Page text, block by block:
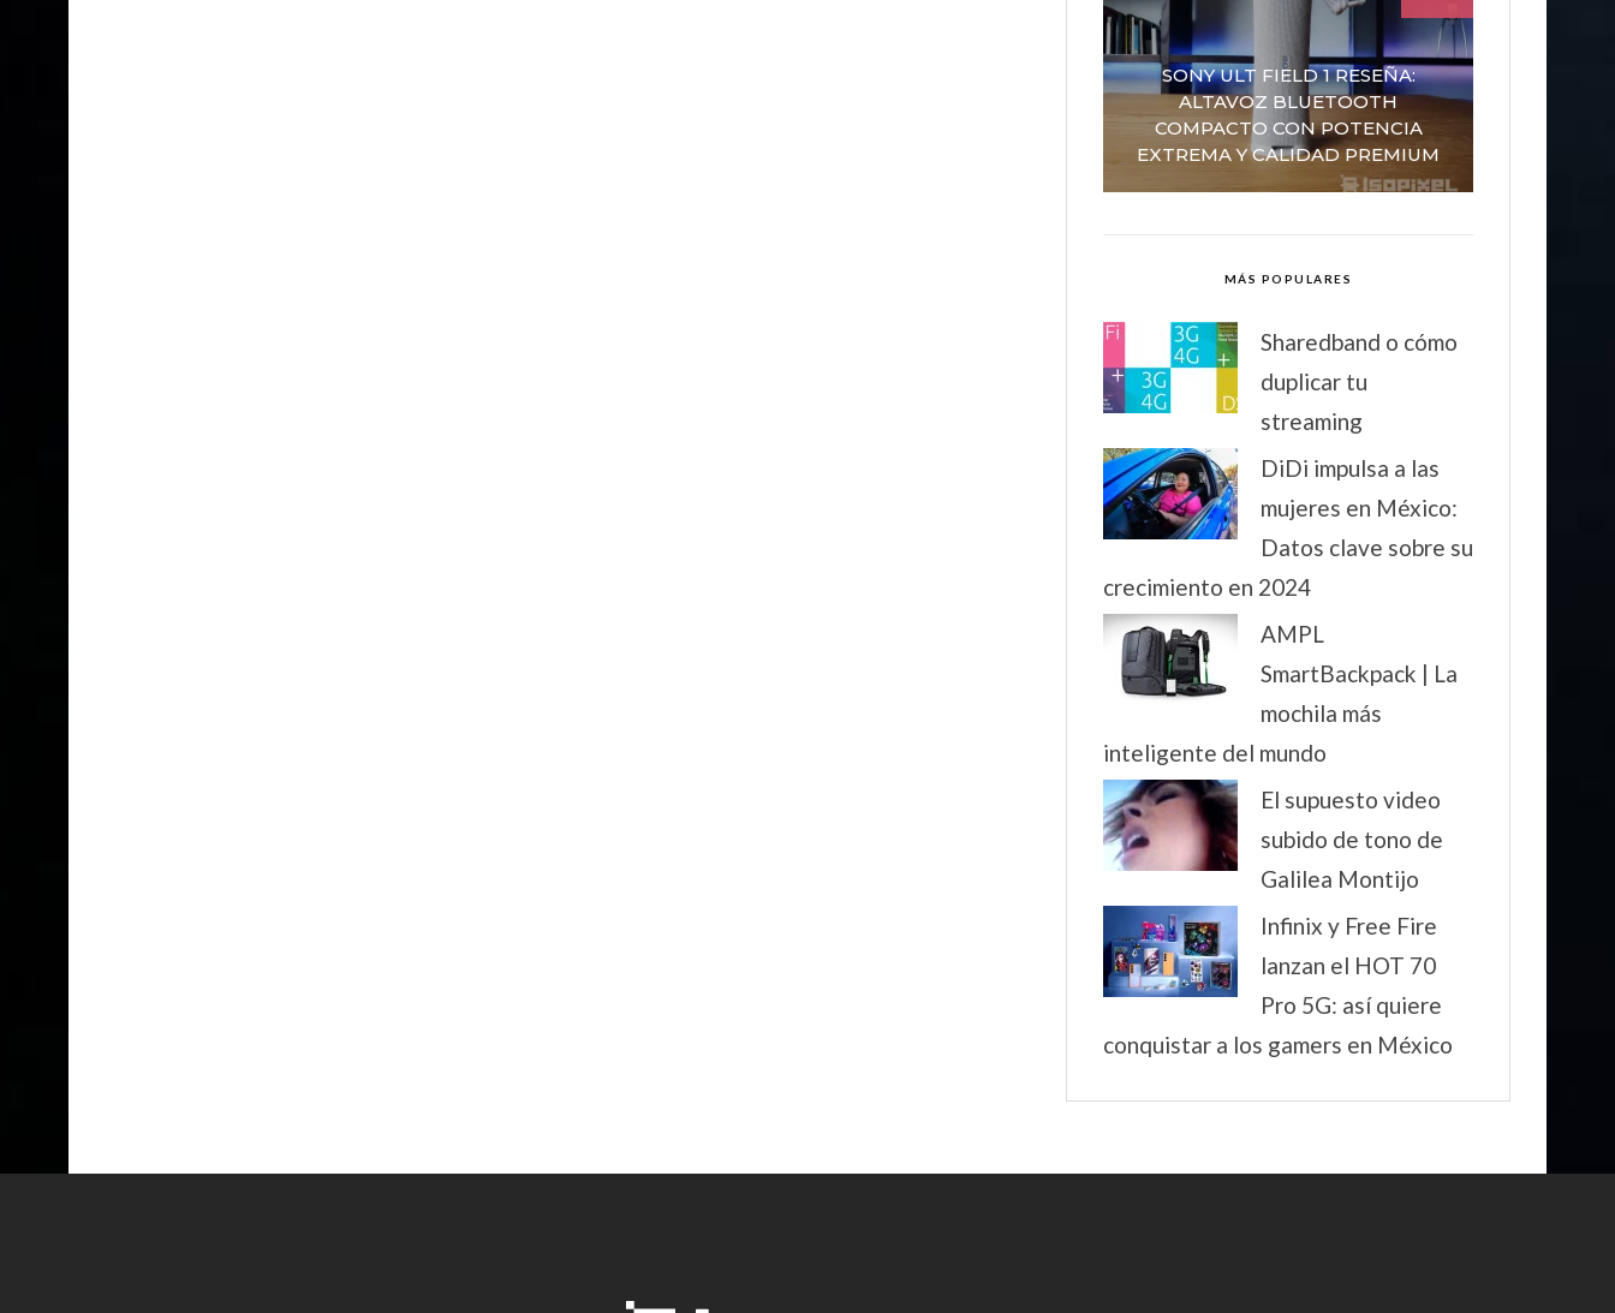
SONY ULT FIELD 1 RESEÑA:
ALTAVOZ BLUETOOTH
COMPACTO CON POTENCIA
EXTREMA Y CALIDAD PREMIUM
MÁS POPULARES
Sharedband o cómo
duplicar tu
streaming
DiDi impulsa a las
mujeres en México:
Datos clave sobre su
crecimiento en 2024
AMPL
SmartBackpack | La
mochila más
inteligente del mundo
El supuesto video
subido de tono de
Galilea Montijo
Infinix y Free Fire
lanzan el HOT 70
Pro 5G: así quiere
conquistar a los gamers en México